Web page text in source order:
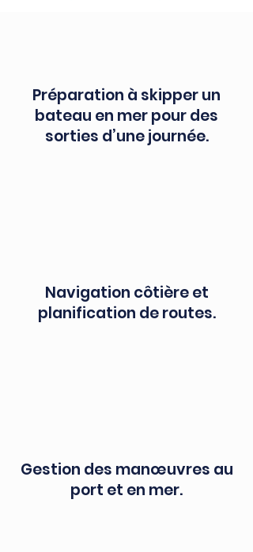
Préparation à skipper un
bateau en mer pour des
sorties d’une journée.
Navigation côtière et
planification de routes.
Gestion des manœuvres au
port et en mer.